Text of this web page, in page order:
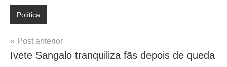
Política
Navegação
de
Post anterior
Ivete Sangalo tranquiliza fãs depois de queda